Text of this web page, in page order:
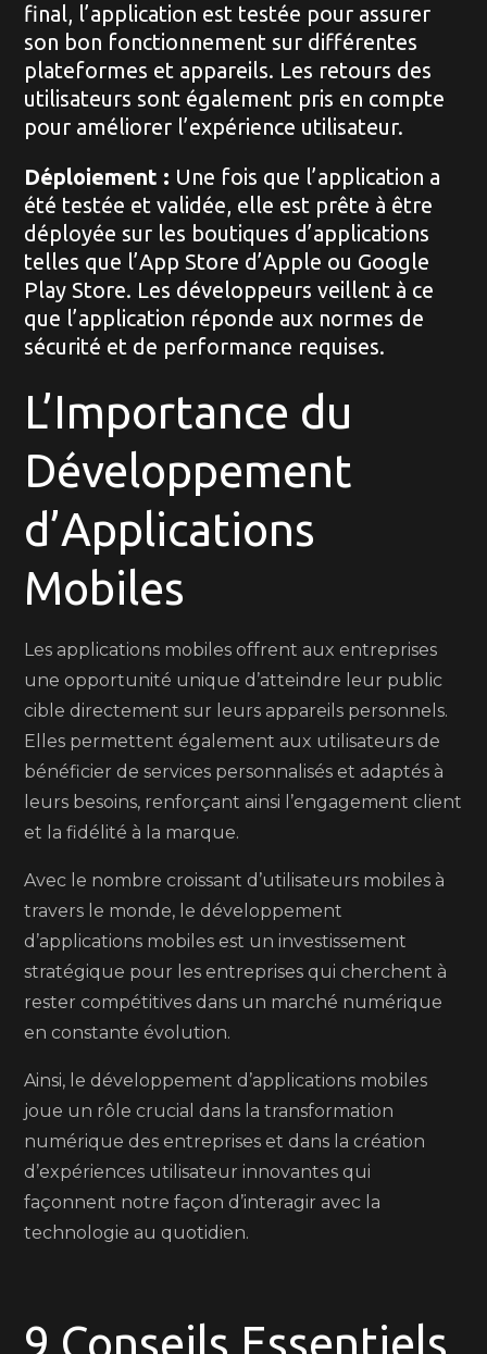
final, l’application est testée pour assurer
son bon fonctionnement sur différentes
plateformes et appareils. Les retours des
utilisateurs sont également pris en compte
pour améliorer l’expérience utilisateur.
Déploiement : Une fois que l’application a
été testée et validée, elle est prête à être
déployée sur les boutiques d’applications
telles que l’App Store d’Apple ou Google
Play Store. Les développeurs veillent à ce
que l’application réponde aux normes de
sécurité et de performance requises.
L’Importance du
Développement
d’Applications
Mobiles
Les applications mobiles offrent aux entreprises
une opportunité unique d’atteindre leur public
cible directement sur leurs appareils personnels.
Elles permettent également aux utilisateurs de
bénéficier de services personnalisés et adaptés à
leurs besoins, renforçant ainsi l’engagement client
et la fidélité à la marque.
Avec le nombre croissant d’utilisateurs mobiles à
travers le monde, le développement
d’applications mobiles est un investissement
stratégique pour les entreprises qui cherchent à
rester compétitives dans un marché numérique
en constante évolution.
Ainsi, le développement d’applications mobiles
joue un rôle crucial dans la transformation
numérique des entreprises et dans la création
d’expériences utilisateur innovantes qui
façonnent notre façon d’interagir avec la
technologie au quotidien.
9 Conseils Essentiels